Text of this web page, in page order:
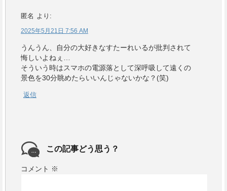
匿名 より:
2025年5月21日 7:56 AM
うんうん、自分の大好きなすたーれいるが批判されて
悔しいよねぇ…
そういう時はスマホの電源落として深呼吸して遠くの
景色を30分眺めたらいいんじゃないかな？(笑)
返信
この記事どう思う？
コメント ※